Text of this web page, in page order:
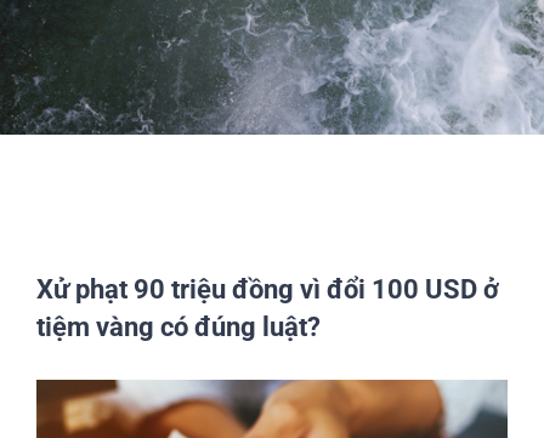
Xử phạt 90 triệu đồng vì đổi 100 USD ở
tiệm vàng có đúng luật?
View
Larger